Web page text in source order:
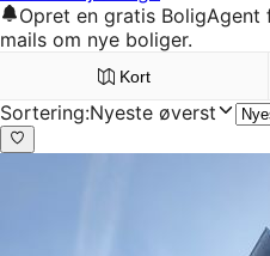
Opret en gratis
mails om nye boliger.
Kort
Sortering:Nyeste øverst